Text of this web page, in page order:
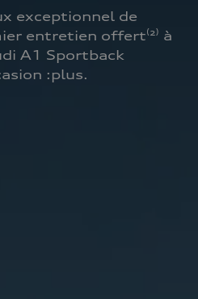
exceptionnel de
entretien offert⁽²⁾ à
A1 Sportback
:plus.